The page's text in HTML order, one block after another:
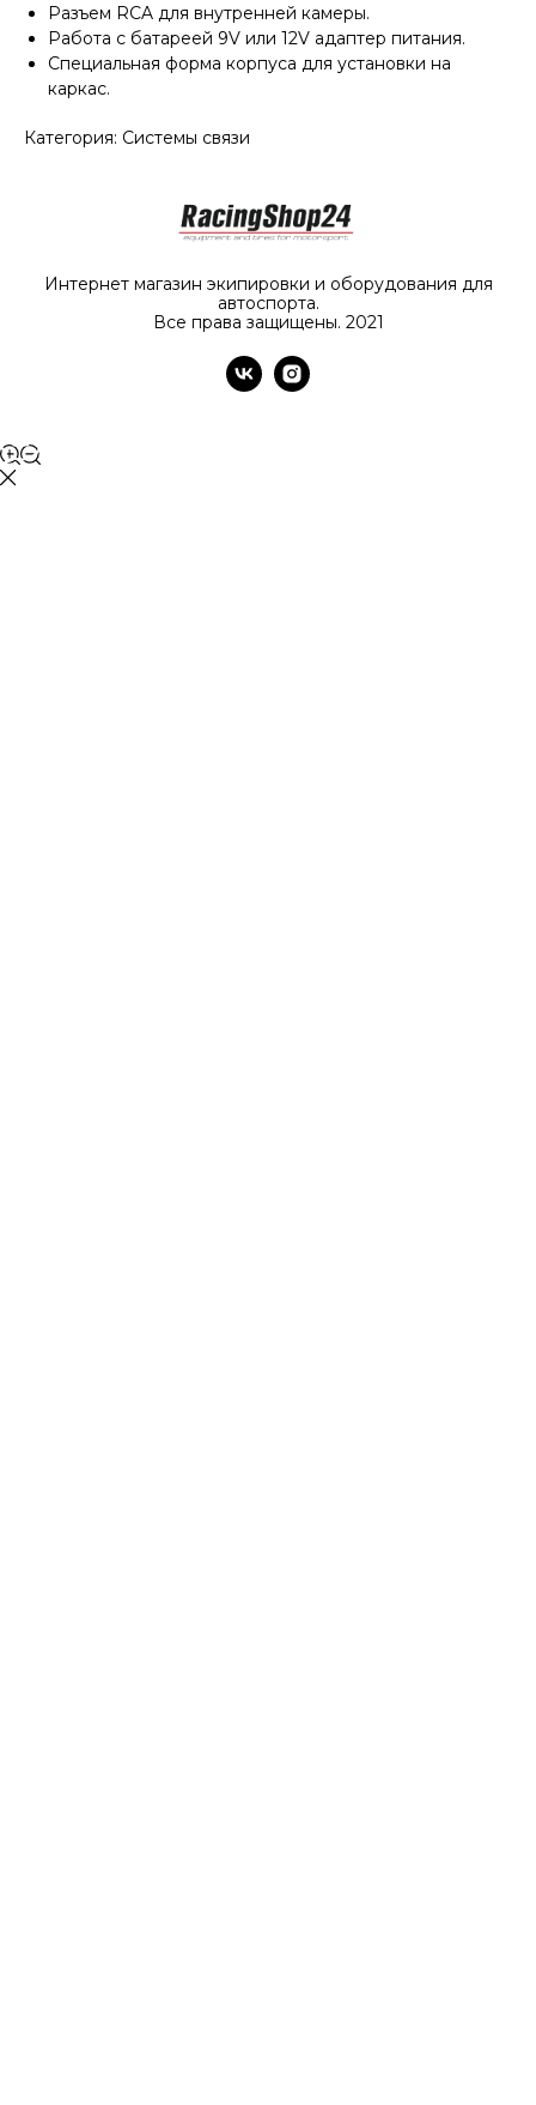
Разъем RCA для внутренней камеры.
Работа с батареей 9V или 12V адаптер питания.
Специальная форма корпуса для установки на
каркас.
Категория: Системы связи
Интернет магазин экипировки и оборудования для
автоспорта.
Все права защищены. 2021